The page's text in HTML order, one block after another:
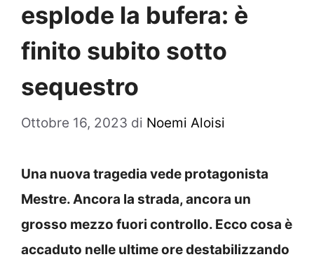
esplode la bufera: è
finito subito sotto
sequestro
Ottobre 16, 2023 di Noemi Aloisi
Una nuova tragedia vede protagonista
Mestre. Ancora la strada, ancora un
grosso mezzo fuori controllo. Ecco cosa è
accaduto nelle ultime ore destabilizzando